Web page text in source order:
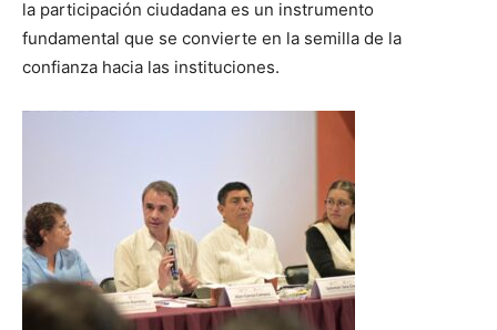
la participación ciudadana es un instrumento
fundamental que se convierte en la semilla de la
confianza hacia las instituciones.